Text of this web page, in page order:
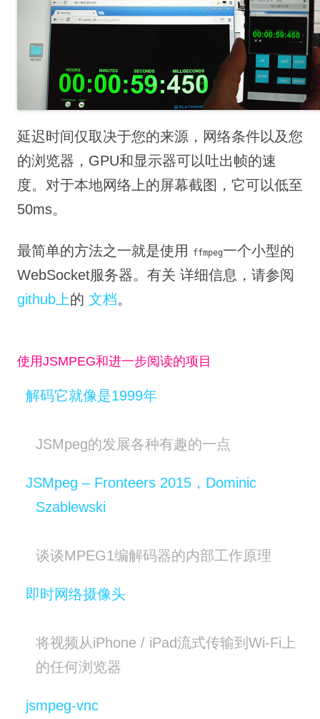
延迟时间仅取决于您的来源，网络条件以及您
的浏览器，GPU和显示器可以吐出帧的速
度。 对于本地网络上的屏幕截图，它可以低至
50ms。
最简单的方法之一就是使用 ffmpeg一个小型的
WebSocket服务器。 有关 详细信息， 请参阅
github上的 文档。
使用JSMPEG和进一步阅读的项目
解码它就像是1999年
JSMpeg的发展各种有趣的一点
JSMpeg – Fronteers 2015，Dominic
Szablewski
谈谈MPEG1编解码器的内部工作原理
即时网络摄像头
将视频从iPhone / iPad流式传输到Wi-Fi上
的任何浏览器
jsmpeg-vnc